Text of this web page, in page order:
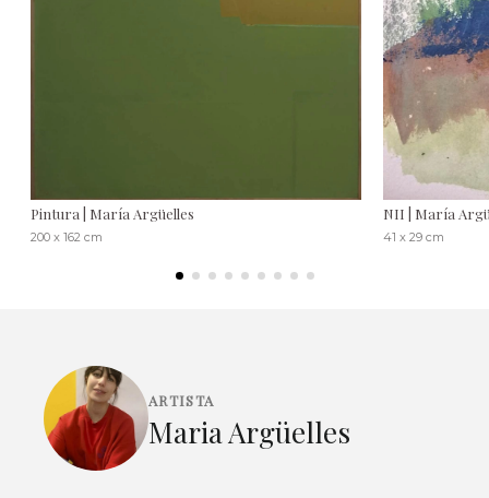
Pintura | María Argüelles
200 x 162 cm
NII | María
41 x 29 cm
ARTISTA
Maria Argüelles